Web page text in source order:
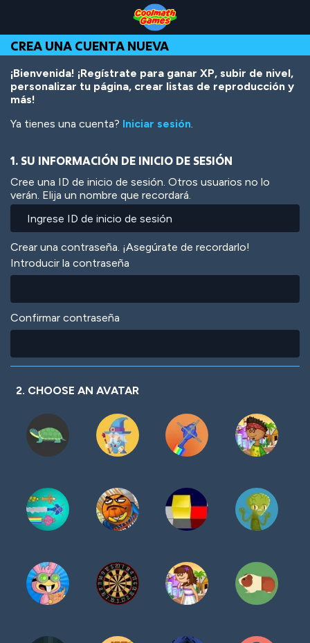
Top
of
Page
Navigation
Main
Content
Footer
contenido
principal
CREA UNA CUENTA NUEVA
¡Bienvenida! ¡Regístrate para ganar XP, subir de nivel,
personalizar tu página, crear listas de reproducción y
más!
Ya tienes una cuenta? Iniciar sesión.
1. SU INFORMACIÓN DE INICIO DE SESIÓN
Cree una ID de inicio de sesión. Otros usuarios no lo
verán. Elija un nombre que recordará.
Crear una contraseña. ¡Asegúrate de recordarlo!
Introducir la contraseña
Confirmar contraseña
2. CHOOSE AN AVATAR